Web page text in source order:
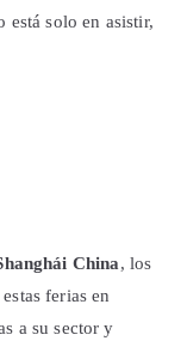
está solo en asistir,
China, los
ferias en
a su sector y